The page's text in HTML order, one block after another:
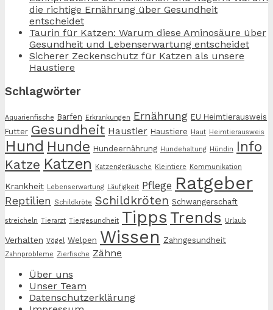
die richtige Ernährung über Gesundheit
entscheidet
Taurin für Katzen: Warum diese Aminosäure über
Gesundheit und Lebenserwartung entscheidet
Sicherer Zeckenschutz für Katzen als unsere
Haustiere
Schlagwörter
Aquarienfische Barfen Erkrankungen Ernährung EU Heimtierausweis
Futter Gesundheit Haustier Haustiere Haut Heimtierausweis
Hund Hunde Hundeernährung Hundehaltung Hündin Info
Katze Katzen Katzengeräusche Kleintiere Kommunikation
Krankheit Lebenserwartung Läufigkeit Pflege Ratgeber
Reptilien Schildkröte Schildkröten Schwangerschaft
streicheln Tierarzt Tiergesundheit Tipps Trends Urlaub
Verhalten Vögel Welpen Wissen Zahngesundheit
Zahnprobleme Zierfische Zähne
Über uns
Unser Team
Datenschutzerklärung